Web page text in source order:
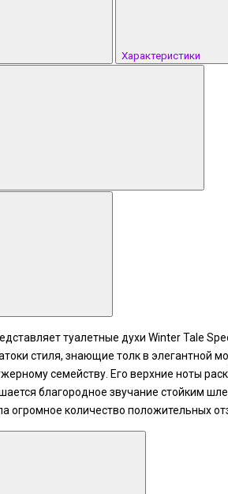
Характеристики
туалетные духи Winter Tale
стиля, знающие толк в элегантной
семейству. Его верхние ноты
благородное звучание стойким
огромное количество положительных